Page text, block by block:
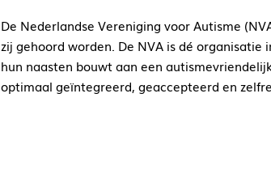
De Nederlandse Vereniging voor Autisme
zij gehoord worden. De NVA is dé
hun naasten bouwt aan een
optimaal geïntegreerd, geaccepteerd en